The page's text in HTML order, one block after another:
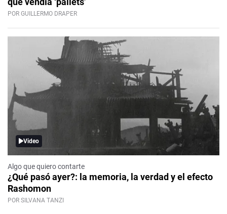
POR GUILLERMO DRAPER
Video
Algo que quiero contarte
¿Qué pasó ayer?: la memoria, la verdad y el efecto
Rashomon
POR SILVANA TANZI